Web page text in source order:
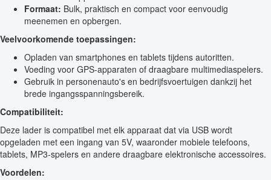
Formaat: Bulk, praktisch en compact voor eenvoudig
meenemen en opbergen.
Veelvoorkomende toepassingen:
Opladen van smartphones en tablets tijdens autoritten.
Voeding voor GPS-apparaten of draagbare multimediaspelers.
Gebruik in personenauto's en bedrijfsvoertuigen dankzij het
brede ingangsspanningsbereik.
Compatibiliteit:
Deze lader is compatibel met elk apparaat dat via USB wordt
opgeladen met een ingang van 5V, waaronder mobiele telefoons,
tablets, MP3-spelers en andere draagbare elektronische accessoires.
Voordelen: